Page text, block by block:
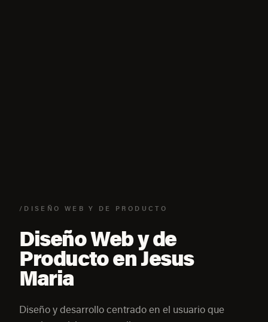
/DISEÑO WEB Y DE PRODUCTO
Diseño Web y de
Producto en Jesus
Maria
Diseño y desarrollo centrado en el usuario que